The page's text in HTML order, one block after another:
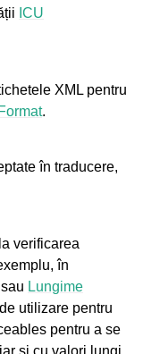
ICU
XML pentru
.
în traducere,
verificarea
în
sau Lungime
utilizare pentru
pentru a se
și cu valori lungi,